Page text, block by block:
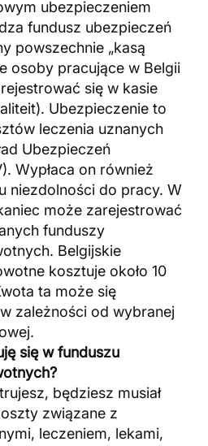
ubezpieczeniem
fundusz ubezpieczeń
powszechnie „kasą
osoby pracujące w Belgii
się w kasie
Ubezpieczenie to
leczenia uznanych
Ubezpieczeń
Wypłaca on również
niezdolności do pracy. W
może zarejestrować
funduszy
Belgijskie
kosztuje około 10
ta może się
zależności od wybranej
się w funduszu
będziesz musiał
związane z
leczeniem, lekami,